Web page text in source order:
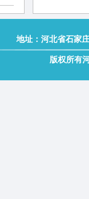
地址：河北省石家
版权所有